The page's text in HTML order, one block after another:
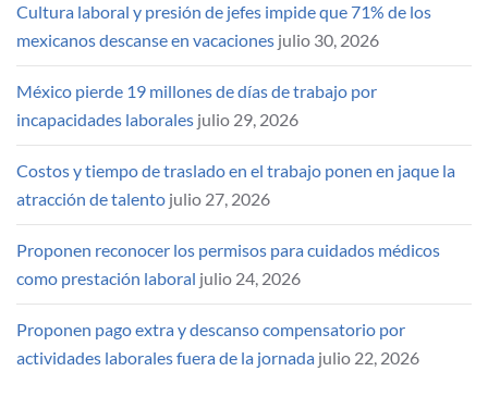
Cultura laboral y presión de jefes impide que 71% de los
mexicanos descanse en vacaciones julio 30, 2026
México pierde 19 millones de días de trabajo por
incapacidades laborales julio 29, 2026
Costos y tiempo de traslado en el trabajo ponen en jaque la
atracción de talento julio 27, 2026
Proponen reconocer los permisos para cuidados médicos
como prestación laboral julio 24, 2026
Proponen pago extra y descanso compensatorio por
actividades laborales fuera de la jornada julio 22, 2026